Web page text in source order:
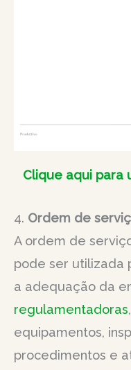
Clique aqui para
4. Ordem de
A ordem de
pode ser utilizada
a adequação da
regulamentadoras
equipamentos,
procedimentos e